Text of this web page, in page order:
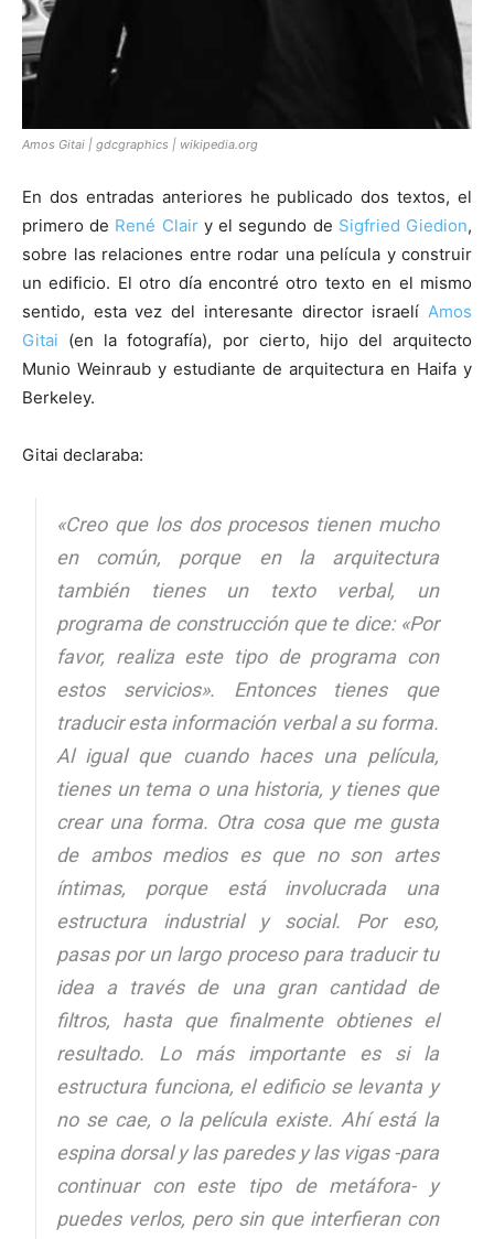
Amos Gitai | gdcgraphics | wikipedia.org
En dos entradas anteriores he publicado dos textos, el
primero de René Clairy el segundo de Sigfried Giedion,
sobre las relaciones entre rodar una película y construir
un edificio. El otro día encontré otro texto en el mismo
sentido, esta vez del interesante director israelí Amos
Gitai (en la fotografía), por cierto, hijo del arquitecto
Munio Weinraub y estudiante de arquitectura en Haifa y
Berkeley.
Gitai declaraba:
«Creo que losdos procesos tienen mucho
en común, porque en la arquitectura
también tienes un texto verbal, un
programa de construcción que te dice: «Por
favor, realiza este tipo de programa con
estos servicios». Entonces tienes que
traducir esta información verbal a su forma.
Al igual que cuando haces una película,
tienes un tema o una historia, y tienes que
crear una forma. Otra cosa que me gusta
de ambos medios es que no son artes
íntimas, porque está involucrada una
estructura industrial y social. Por eso,
pasas por un largo proceso para traducir tu
idea a través de una gran cantidad de
filtros, hasta que finalmente obtienes el
resultado. Lo más importante es si la
estructura funciona, el edificio se levanta y
no se cae, o la película existe. Ahí está la
espina dorsal y las paredes y las vigas -para
continuar con este tipo de metáfora- y
puedes verlos, pero sin que interfieran con